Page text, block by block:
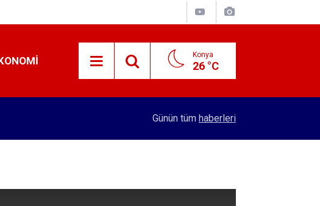
Konya
26 °C
Konyalı patron 70 bin TL maaşla personel
Günün tüm haberleri